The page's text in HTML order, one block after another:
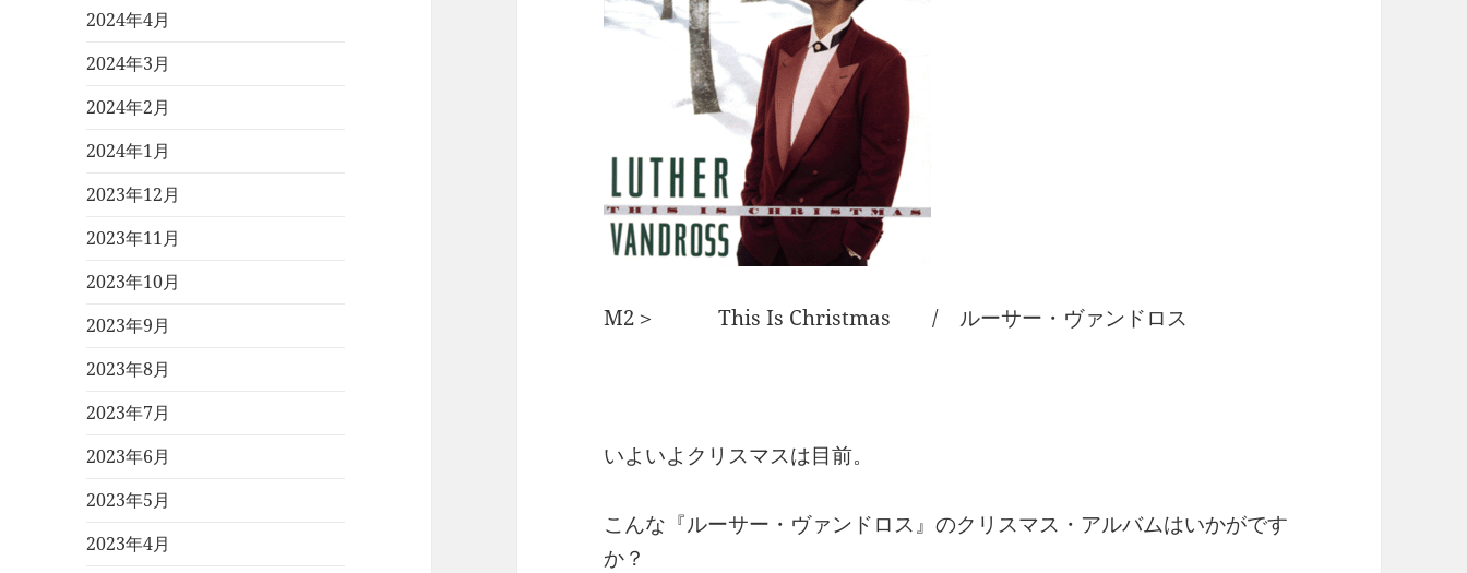
2024年4月
2024年3月
2024年2月
2024年1月
2023年12月
2023年11月
2023年10月
2023年9月
2023年8月
2023年7月
2023年6月
2023年5月
2023年4月
M2＞ This Is Christmas / ルーサー・ヴァンドロス
いよいよクリスマスは目前。
こんな『ルーサー・ヴァンドロス』のクリスマス・アルバムはいかがです
か？